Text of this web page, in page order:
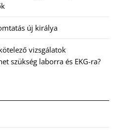
új királya
vizsgálatok
szükség laborra és EKG-ra?